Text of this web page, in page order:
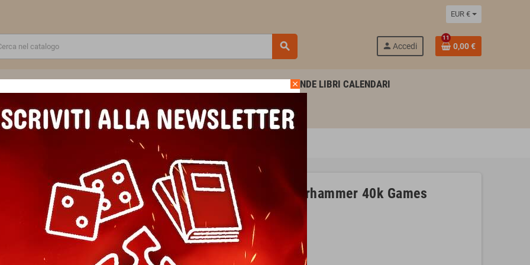
EUR €
search person Accedi
11
0,00 €
AGENDE LIBRI CALENDARI
SCUOLA E TEMPO LIBERO
RAZZALTATORI STORMBOYZ Warhammer 40k Games Workshop 5 miniature
ORKI RAZZALTATORI STORMBOYZ Warhammer 40k Games
Workshop 5 miniature
Marca
Games Workshop
Riferimento
5011921157013
EAN13
5011921157013
close